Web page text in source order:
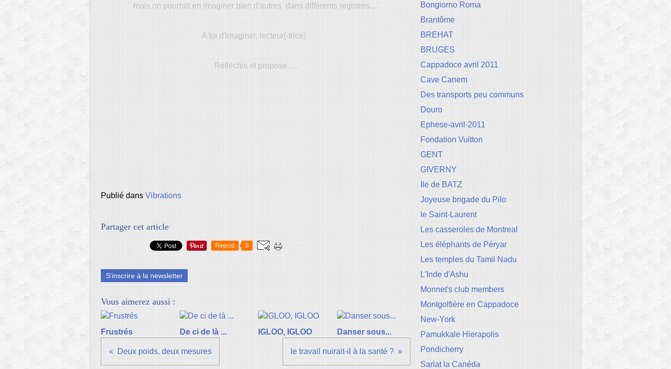
mais on pourrait en imaginer bien d'autres dans différents registres....
A toi d'imaginer, lecteur(-trice)
Réfléchis et propose.....
Publié dans Vibrations
Partager cet article
Repost 0
S'inscrire à la newsletter
Vous aimerez aussi :
Frustrés De ci de là ... IGLOO, IGLOO Danser sous...
Deux poids, deux mesures le travail nuirait-il à la santé ?
Bongiorno Roma
Brantôme
BREHAT
BRUGES
Cappadoce avril 2011
Cave Canem
Des transports peu communs
Douro
Ephese-avril-2011
Fondation Vuitton
GENT
GIVERNY
Ile de BATZ
Joyeuse brigade du Pilo
le Saint-Laurent
Les casseroles de Montreal
Les éléphants de Péryar
Les temples du Tamil Nadu
L'Inde d'Ashu
Monnet's club members
Montgolfière en Cappadoce
New-York
Pamukkale Hierapolis
Pondicherry
Sarlat la Canéda